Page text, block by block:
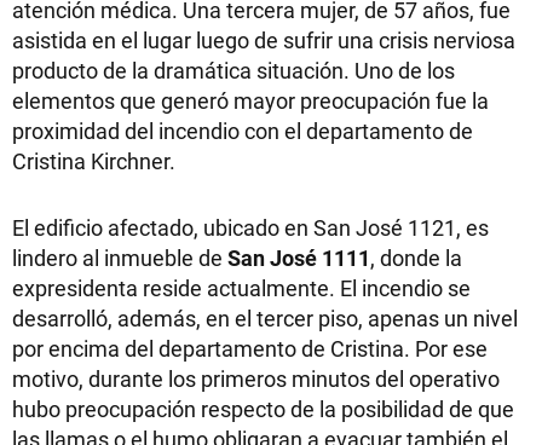
atención médica. Una tercera mujer, de 57 años, fue
asistida en el lugar luego de sufrir una crisis nerviosa
producto de la dramática situación. Uno de los
elementos que generó mayor preocupación fue la
proximidad del incendio con el departamento de
Cristina Kirchner.
El edificio afectado, ubicado en San José 1121, es
lindero al inmueble de San José 1111, donde la
expresidenta reside actualmente. El incendio se
desarrolló, además, en el tercer piso, apenas un nivel
por encima del departamento de Cristina. Por ese
motivo, durante los primeros minutos del operativo
hubo preocupación respecto de la posibilidad de que
las llamas o el humo obligaran a evacuar también el